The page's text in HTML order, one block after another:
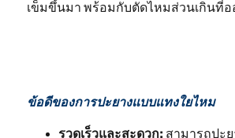
เข็มขึ้นมา พร้อมกับตัดไหมส่วนเกินที่อ
ข้อดีของการปะยางแบบแทงใยไหม
รวดเร็วและสะดวก: สามารถปะ